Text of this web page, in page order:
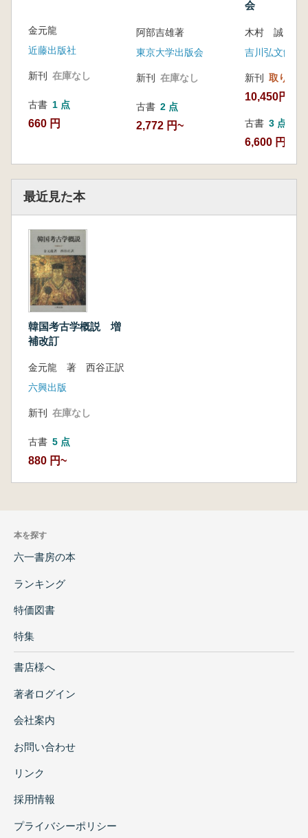
金元龍
近藤出版社
新刊 在庫なし
古書 1 点
660 円
阿部吉雄著
東京大学出版会
新刊 在庫なし
古書 2 点
2,772 円~
会
木村 誠 著
吉川弘文館
新刊 取り寄せ
10,450円
古書 3 点
6,600 円~
最近見た本
韓国考古学概説 増
補改訂
金元龍 著 西谷正訳
六興出版
新刊 在庫なし
古書 5 点
880 円~
本を探す
六一書房の本
ランキング
特価図書
特集
書店様へ
著者ログイン
会社案内
お問い合わせ
リンク
採用情報
プライバシーポリシー